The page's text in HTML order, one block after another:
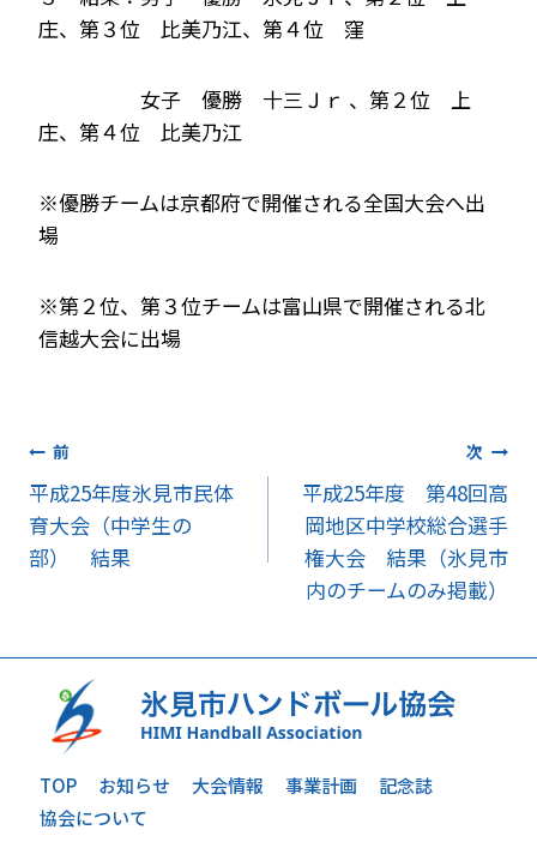
庄、第３位 比美乃江、第４位 窪
女子 優勝 十三Ｊｒ 、第２位 上
庄、第４位 比美乃江
※優勝チームは京都府で開催される全国大会へ出
場
※第２位、第３位チームは富山県で開催される北
信越大会に出場
投
稿
ナ
ゲ
ー
シ
ョ
前
平成25年度氷見市民体
育大会（中学生の
部） 結果
次
平成25年度 第48回高
岡地区中学校総合選手
権大会 結果（氷見市
内のチームのみ掲載）
TOP お知らせ 大会情報 事業計画
記念誌
協会について